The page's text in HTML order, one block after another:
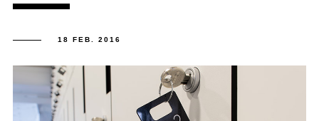
18 FEB. 2016